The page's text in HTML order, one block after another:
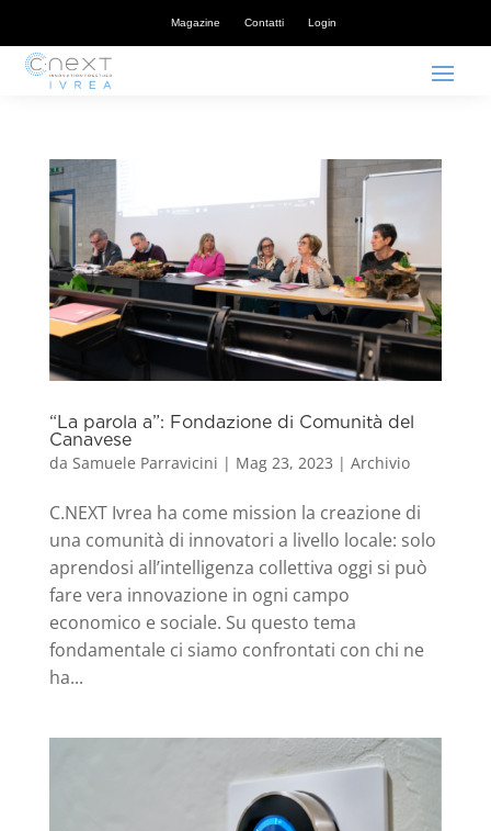
Magazine Contatti Login
“La parola a”: Fondazione di Comunità del
Canavese
da Samuele Parravicini | Mag 23, 2023 | Archivio
C.NEXT Ivrea ha come mission la creazione di
una comunità di innovatori a livello locale: solo
aprendosi all’intelligenza collettiva oggi si può
fare vera innovazione in ogni campo
economico e sociale. Su questo tema
fondamentale ci siamo confrontati con chi ne
ha...